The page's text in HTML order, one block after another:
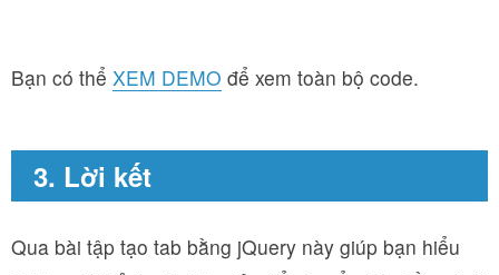
Bạn có thể XEM DEMO để xem toàn bộ code.
3. Lời kết
Qua bài tập tạo tab bằng jQuery này giúp bạn hiểu